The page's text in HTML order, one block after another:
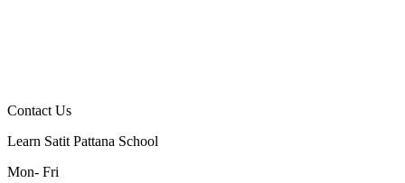
Contact Us
Learn Satit Pattana School
Mon- Fri